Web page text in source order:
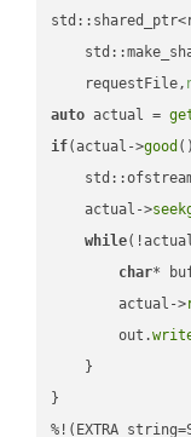
    requestFile,
auto actual =
if(actual->good
    actual->
while
char*
        actual->
        out.
    }
}
%!(EXTRA